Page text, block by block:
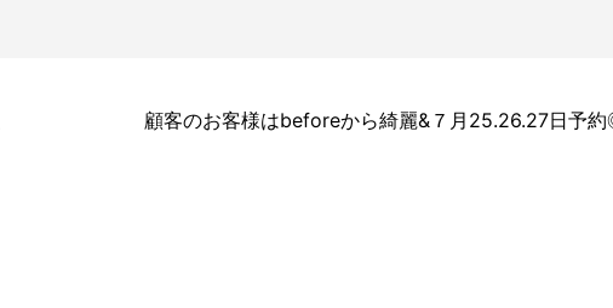
顧客のお客様はbeforeから綺麗&７月25.26.27日予